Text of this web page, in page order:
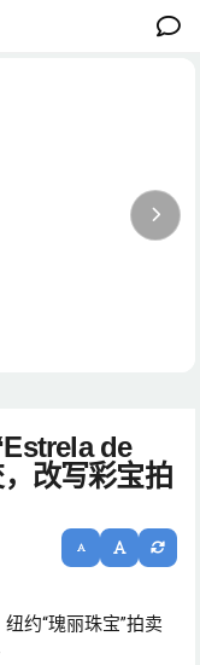
de
改写彩宝拍
约“瑰丽珠宝”拍卖